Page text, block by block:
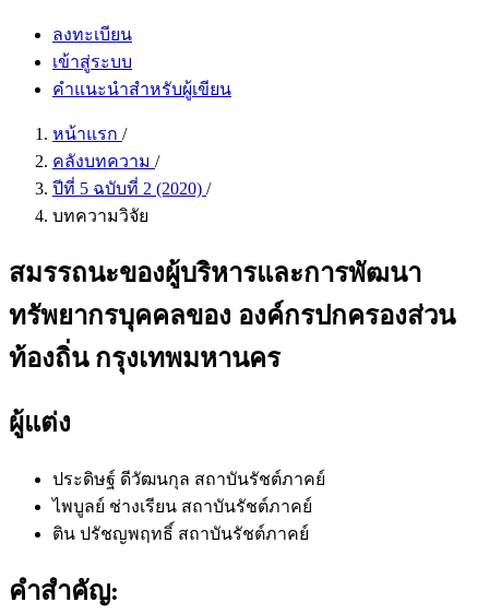
ลงทะเบียน
เข้าสู่ระบบ
คำแนะนำสำหรับผู้เขียน
หน้าแรก /
คลังบทความ /
ปีที่ 5 ฉบับที่ 2 (2020) /
บทความวิจัย
สมรรถนะของผู้บริหารและการพัฒนา
ทรัพยากรบุคคลของ องค์กรปกครองส่วน
ท้องถิ่น กรุงเทพมหานคร
ผู้แต่ง
ประดิษฐ์ ดีวัฒนกุล สถาบันรัชต์ภาคย์
ไพบูลย์ ช่างเรียน สถาบันรัชต์ภาคย์
ติน ปรัชญพฤทธิ์ สถาบันรัชต์ภาคย์
คำสำคัญ: